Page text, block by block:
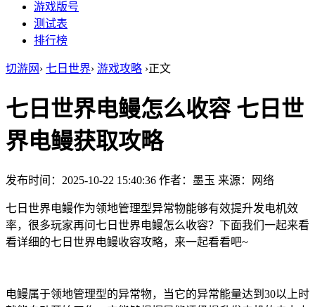
游戏版号
测试表
排行榜
切游网 › 七日世界› 游戏攻略 ›正文
七日世界电鳗怎么收容 七日世
界电鳗获取攻略
发布时间：2025-10-22 15:40:36 作者：墨玉 来源：网络
七日世界电鳗作为领地管理型异常物能够有效提升发电机效
率，很多玩家再问七日世界电鳗怎么收容？下面我们一起来看
看详细的七日世界电鳗收容攻略，来一起看看吧~
电鳗属于领地管理型的异常物，当它的异常能量达到30以上时